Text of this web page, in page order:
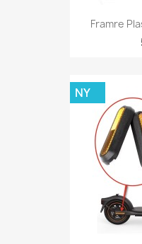
Framre
NY